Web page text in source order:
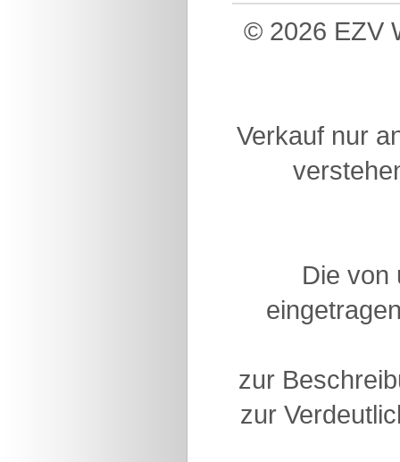
© 2026 EZV
Verkauf nur
Die von
zur
zur